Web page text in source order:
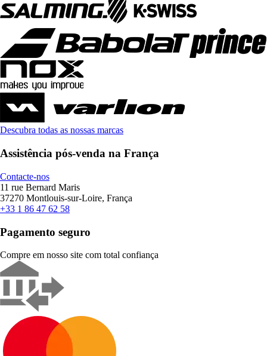
Descubra todas as nossas marcas
Assistência pós-venda na França
Contacte-nos
11 rue Bernard Maris
37270 Montlouis-sur-Loire, França
+33 1 86 47 62 58
Pagamento seguro
Compre em nosso site com total confiança